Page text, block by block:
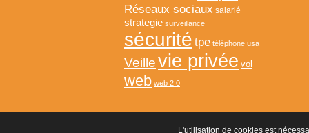
Réseaux sociaux salarié
strategie surveillance
sécurité tpe téléphone usa
Veillevie privée vol
web web 2.0
L'utilisation de cookies est